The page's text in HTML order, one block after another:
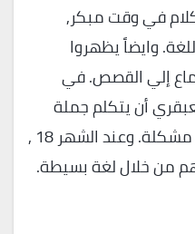
في وقت مبكر,
وايضاً يظهروا
إلي القصص. في
العبقري أن يتكلم جملة
مكونة من كلمتين بدون أي مشكلة. وعند الشهر 18 ,
من خلال لغة بسيطة.